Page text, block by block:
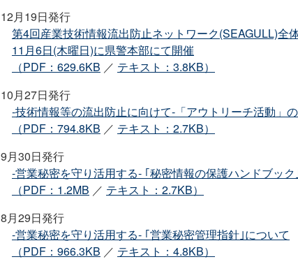
12月19日発行
第4回産業技術情報流出防止ネットワーク(SEAGULL)全
11月6日(木曜日)に県警本部にて開催
（PDF：629.6KB ／ テキスト：3.8KB）
10月27日発行
‐技術情報等の流出防止に向けて‐「アウトリーチ活動」
（PDF：794.8KB ／ テキスト：2.7KB）
9月30日発行
‐営業秘密を守り活用する‐ ｢秘密情報の保護ハンドブッ
（PDF：1.2MB ／ テキスト：2.7KB）
8月29日発行
‐営業秘密を守り活用する‐ ｢営業秘密管理指針｣について
（PDF：966.3KB ／ テキスト：4.8KB）